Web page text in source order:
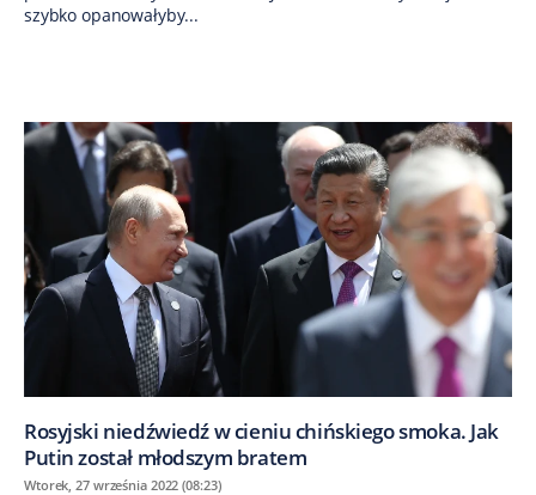
szybko opanowałyby...
Rosyjski niedźwiedź w cieniu chińskiego smoka. Jak
Putin został młodszym bratem
Wtorek, 27 września 2022 (08:23)